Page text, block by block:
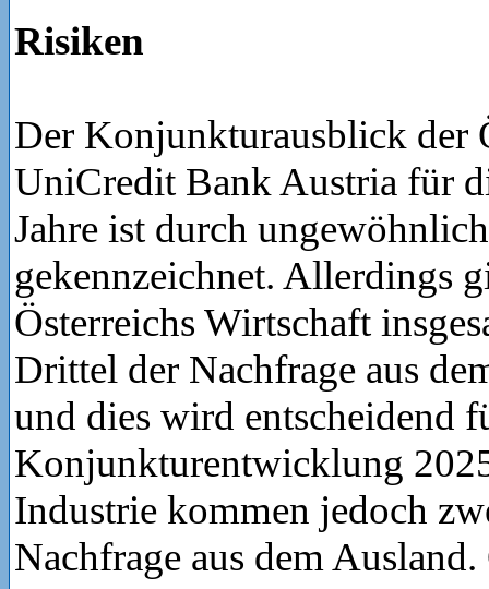
Risiken
Der Konjunkturausblick der
UniCredit Bank Austria für
Jahre ist durch
gekennzeichnet. Allerdings
Österreichs Wirtschaft
Drittel der Nachfrage aus
und dies wird entscheidend
Konjunkturentwicklung
Industrie kommen jedoch
Nachfrage aus dem